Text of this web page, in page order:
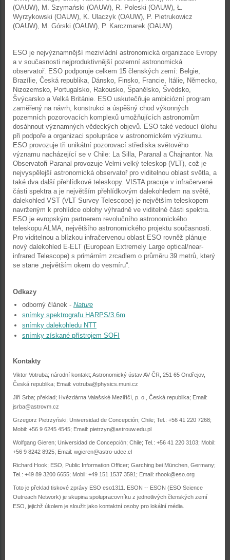
(OAUW), M. Szymański (OAUW), R. Poleski (OAUW), Ł.
Wyrzykowski (OAUW), K. Ulaczyk (OAUW), P. Pietrukowicz
(OAUW), M. Górski (OAUW), P. Karczmarek (OAUW).
ESO je nejvýznamnější mezivládní astronomická organizace Evropy
a v současnosti nejproduktivnější pozemní astronomická
observatoř. ESO podporuje celkem 15 členských zemí: Belgie,
Brazílie, Česká republika, Dánsko, Finsko, Francie, Itálie, Německo,
Nizozemsko, Portugalsko, Rakousko, Španělsko, Švédsko,
Švýcarsko a Velká Británie. ESO uskutečňuje ambiciózní program
zaměřený na návrh, konstrukci a úspěšný chod výkonných
pozemních pozorovacích komplexů umožňujících astronomům
dosáhnout významných vědeckých objevů. ESO také vedoucí úlohu
při podpoře a organizaci spolupráce v astronomickém výzkumu.
ESO provozuje tři unikátní pozorovací střediska světového
významu nacházející se v Chile: La Silla, Paranal a Chajnantor. Na
Observatoři Paranal provozuje Velmi velký teleskop (VLT), což je
nejvyspělejší astronomická observatoř pro viditelnou oblast světla, a
také dva další přehlídkové teleskopy. VISTA pracuje v infračervené
části spektra a je největším přehlídkovým dalekohledem na světě,
dalekohled VST (VLT Survey Telescope) je největším teleskopem
navrženým k prohlídce oblohy výhradně ve viditelné části spektra.
ESO je evropským partnerem revolučního astronomického
teleskopu ALMA, největšího astronomického projektu současnosti.
Pro viditelnou a blízkou infračervenou oblast ESO rovněž plánuje
nový dalekohled E-ELT (European Extremely Large optical/near-
infrared Telescope) s primárním zrcadlem o průměru 39 metrů, který
se stane „největším okem do vesmíru“.
Odkazy
odborný článek - Nature
snímky spektrografu HARPS/3.6m
snímky dalekohledu NTT
snímky získané přístrojem SOFI
Kontakty
Viktor Votruba; národní kontakt; Astronomický ústav AV ČR, 251 65 Ondřejov,
Česká republika; Email: votruba@physics.muni.cz
Jiří Srba; překlad; Hvězdárna Valašské Meziříčí, p. o., Česká republika; Email:
jsrba@astrovm.cz
Grzegorz Pietrzyński; Universidad de Concepción; Chile; Tel.: +56 41 220 7268;
Mobil: +56 9 6245 4545; Email: pietrzyn@astrouw.edu.pl
Wolfgang Gieren; Universidad de Concepción; Chile; Tel.: +56 41 220 3103; Mobil:
+56 9 8242 8925; Email: wgieren@astro-udec.cl
Richard Hook; ESO, Public Information Officer; Garching bei München, Germany;
Tel.: +49 89 3200 6655; Mobil: +49 151 1537 3591; Email: rhook@eso.org
Toto je překlad tiskové zprávy ESO eso1311. ESON -- ESON (ESO Science
Outreach Network) je skupina spolupracovníku z jednotlivých členských zemí
ESO, jejichž úkolem je sloužit jako kontaktní osoby pro lokální média.